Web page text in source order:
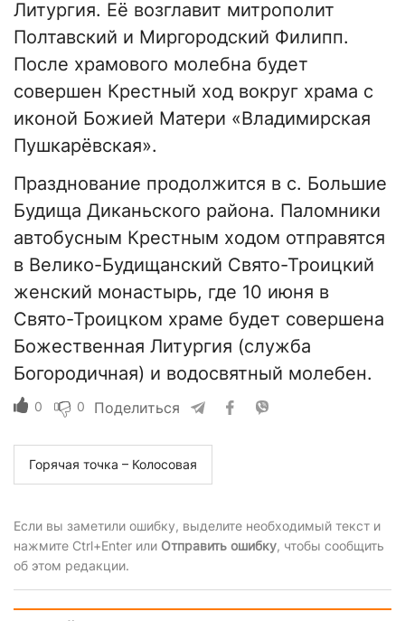
Литургия. Её возглавит митрополит
Полтавский и Миргородский Филипп.
После храмового молебна будет
совершен Крестный ход вокруг храма с
иконой Божией Матери «Владимирская
Пушкарёвская».
Празднование продолжится в с. Большие
Будища Диканьского района. Паломники
автобусным Крестным ходом отправятся
в Велико-Будищанский Свято-Троицкий
женский монастырь, где 10 июня в
Свято-Троицком храме будет совершена
Божественная Литургия (служба
Богородичная) и водосвятный молебен.
0 0 Поделиться
Горячая точка – Колосовая
Если вы заметили ошибку, выделите необходимый текст и
нажмите Ctrl+Enter или Отправить ошибку, чтобы сообщить
об этом редакции.